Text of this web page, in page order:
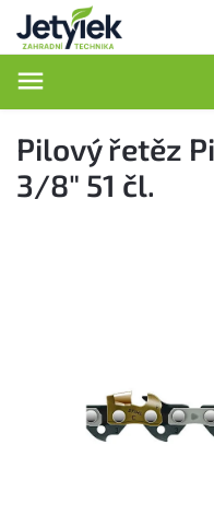
Pilový řetěz
3/8" 51 čl.